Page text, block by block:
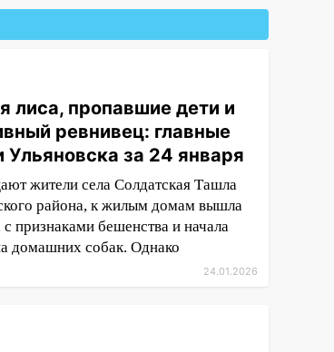
лиса, пропавшие дети и
ревнивец: главные
Ульяновска за 24 января
жители села Солдатская Ташла
района, к жилым домам вышла
с признаками бешенства и начала
домашних собак. Однако
24.01.2026